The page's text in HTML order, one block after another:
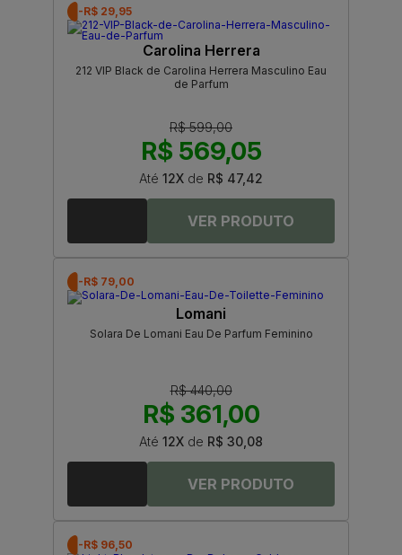
-R$ 29,95
Carolina Herrera
212 VIP Black de Carolina Herrera Masculino Eau
de Parfum
R$ 599,00
R$ 569,05
Até 12X de R$ 47,42
-R$ 79,00
Lomani
Solara De Lomani Eau De Parfum Feminino
R$ 440,00
R$ 361,00
Até 12X de R$ 30,08
-R$ 96,50